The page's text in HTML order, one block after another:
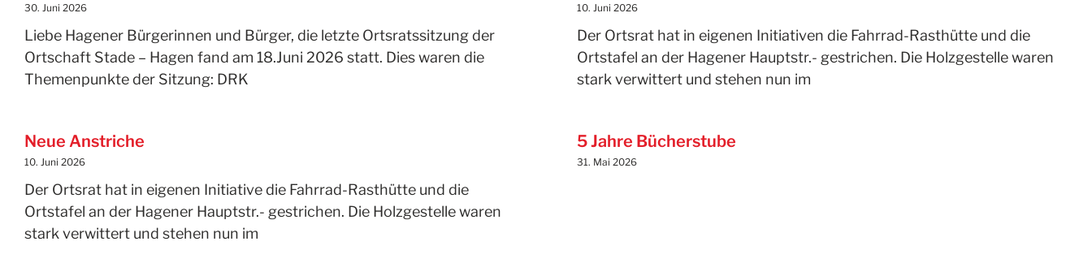
30. Juni 2026
Liebe Hagener Bürgerinnen und Bürger, die letzte Ortsratssitzung der
Ortschaft Stade – Hagen fand am 18.Juni 2026 statt. Dies waren die
Themenpunkte der Sitzung: DRK
10. Juni 2026
Der Ortsrat hat in eigenen Initiativen die Fahrrad-Rasthütte und die
Ortstafel an der Hagener Hauptstr.- gestrichen. Die Holzgestelle waren
stark verwittert und stehen nun im
Neue Anstriche
10. Juni 2026
Der Ortsrat hat in eigenen Initiative die Fahrrad-Rasthütte und die
Ortstafel an der Hagener Hauptstr.- gestrichen. Die Holzgestelle waren
stark verwittert und stehen nun im
5 Jahre Bücherstube
31. Mai 2026